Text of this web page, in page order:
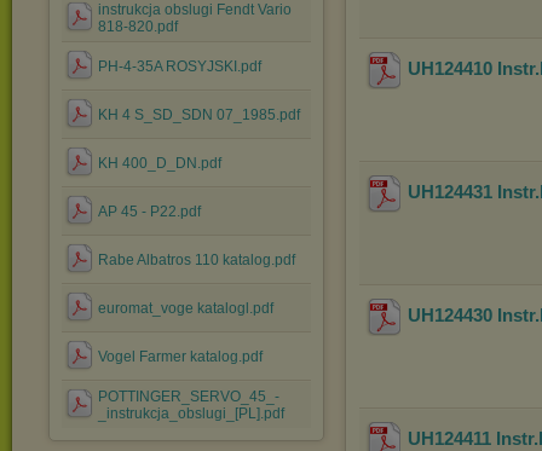
instrukcja obslugi Fendt Vario
818-820.pdf
PH-4-35A ROSYJSKI.pdf
KH 4 S_SD_SDN 07_1985.pdf
KH 400_D_DN.pdf
AP 45 - P22.pdf
Rabe Albatros 110 katalog.pdf
euromat_voge katalogl.pdf
Vogel Farmer katalog.pdf
POTTINGER_SERVO_45_-
_instrukcja_obslugi_[PL].pdf
UH124410
UH124431
UH124430
UH124411